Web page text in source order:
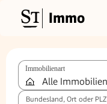
Immo
Immobilienart
Bundesland, Ort oder PLZ